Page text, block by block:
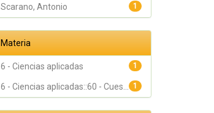
1
Scarano, Antonio
Materia
1
6 - Ciencias aplicadas
1
6 - Ciencias aplicadas::60 - Cues...